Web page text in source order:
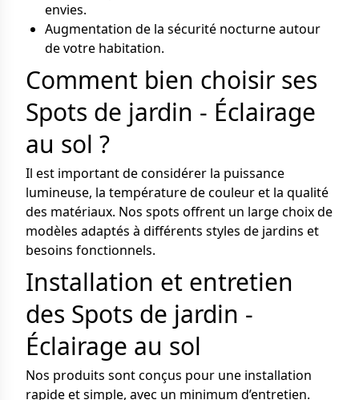
envies.
Augmentation de la sécurité nocturne autour
de votre habitation.
Comment bien choisir ses
Spots de jardin - Éclairage
au sol ?
Il est important de considérer la puissance
lumineuse, la température de couleur et la qualité
des matériaux. Nos spots offrent un large choix de
modèles adaptés à différents styles de jardins et
besoins fonctionnels.
Installation et entretien
des Spots de jardin -
Éclairage au sol
Nos produits sont conçus pour une installation
rapide et simple, avec un minimum d’entretien.